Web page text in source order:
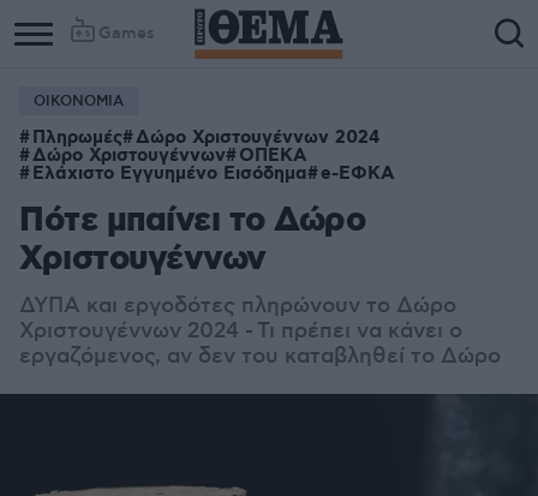
Games
ΟΙΚΟΝΟΜΙΑ
Πληρωμές Δώρο Χριστουγέννων 2024
Δώρο Χριστουγέννων ΟΠΕΚΑ
Ελάχιστο Εγγυημένο Εισόδημα e-ΕΦΚΑ
Πότε μπαίνει το Δώρο
Χριστουγέννων
ΔΥΠΑ και εργοδότες πληρώνουν το Δώρο
Χριστουγέννων 2024 - Τι πρέπει να κάνει ο
εργαζόμενος, αν δεν του καταβληθεί το Δώρο